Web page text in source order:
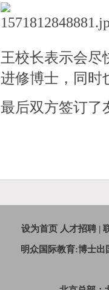
王校长表示会尽
进修博士，同时
最后双方签订了
设为首页 人才招聘 |
明众国际教育:博士出